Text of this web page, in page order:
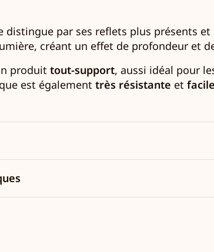
distingue par ses reflets plus présents et
créant un effet de profondeur et
produit tout-support, aussi idéal pour
est également très résistante et